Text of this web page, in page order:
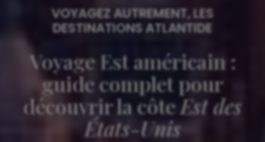
VOYAGEZ AUTREMENT, LES
DESTINATIONS ATLANTIDE
Voyage Est américain :
guide complet pour
découvrir la côteEst des
États-Unis